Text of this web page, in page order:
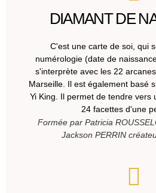
DIAMANT DE
C'est une carte de soi, qui
numérologie (date de
s'interprète avec les 22
Marseille. Il est également basé
Yi King. Il permet de tendre vers
24 facettes d'une
Formée par Patricia
Jackson PERRIN